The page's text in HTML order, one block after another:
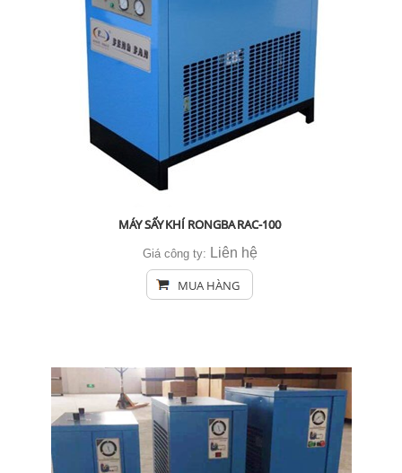
MÁY SẤY KHÍ RONGBA RAC-100
Giá công ty: Liên hệ
MUA HÀNG